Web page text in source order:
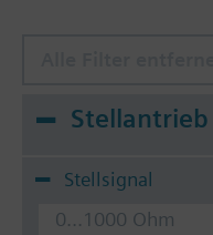
Stellsignal
0...1000 Ohm